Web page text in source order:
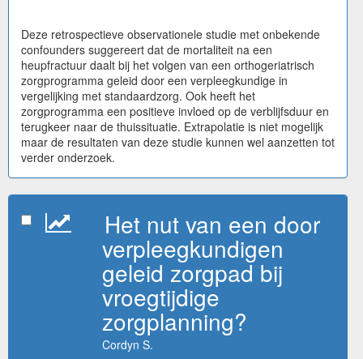
Deze retrospectieve observationele studie met onbekende
confounders suggereert dat de mortaliteit na een
heupfractuur daalt bij het volgen van een orthogeriatrisch
zorgprogramma geleid door een verpleegkundige in
vergelijking met standaardzorg. Ook heeft het
zorgprogramma een positieve invloed op de verblijfsduur en
terugkeer naar de thuissituatie. Extrapolatie is niet mogelijk
maar de resultaten van deze studie kunnen wel aanzetten tot
verder onderzoek.
Het nut van een door
verpleegkundigen
geleid zorgpad bij
vroegtijdige
zorgplanning?
Cordyn S.